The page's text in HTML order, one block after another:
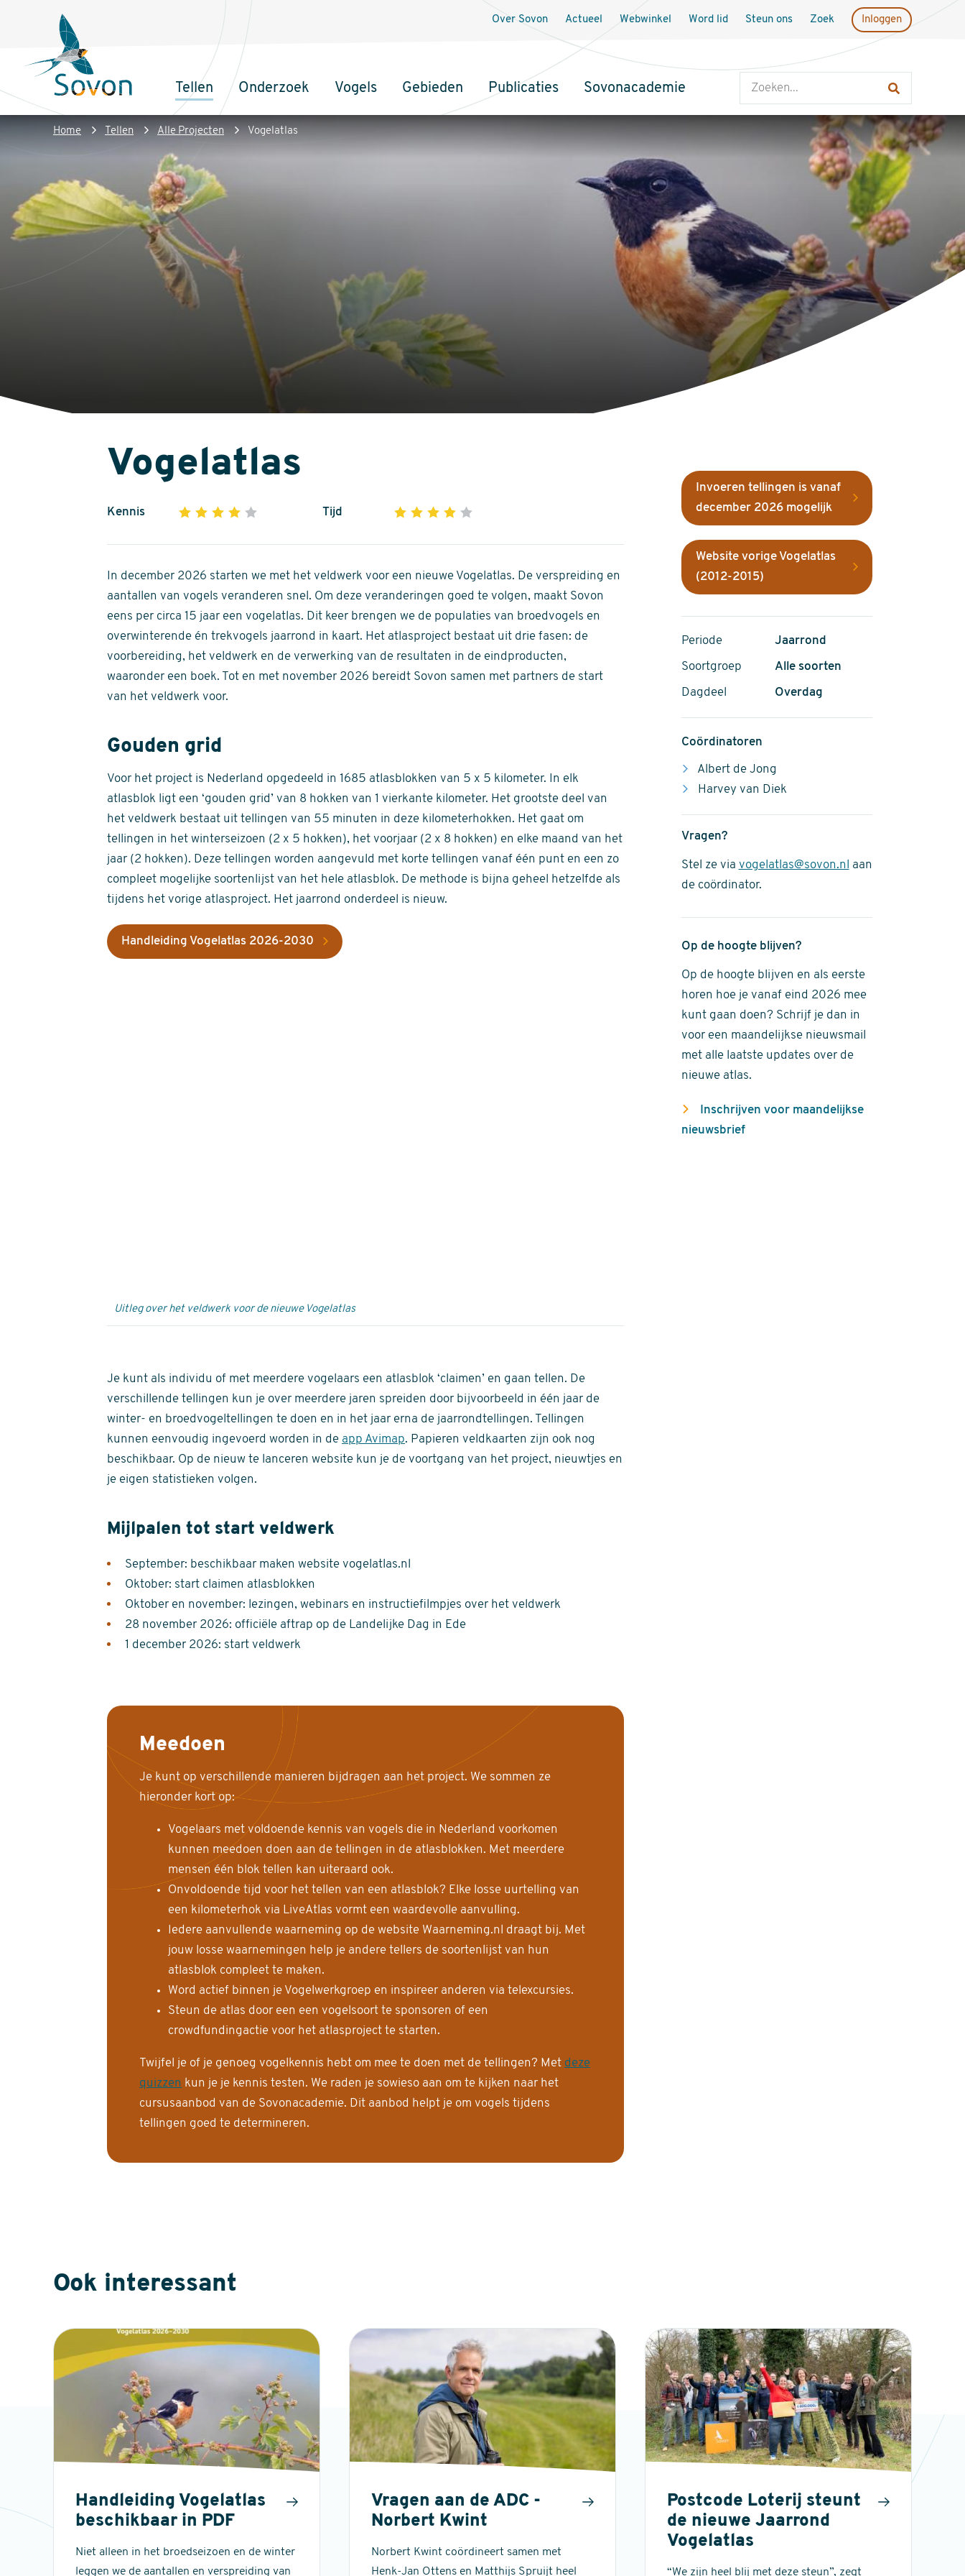
inhoud
Sovon
Homepage
Hoofdnavigatie
Tellen Onderzoek Vogels Gebieden Publicaties Sovonacademie
Over Sovon Actueel Webwinkel Word lid Steun ons Zoek Inloggen
Kruimelpad
Home Tellen Alle Projecten Vogelatlas
Vogelatlas
Kennis 1 2 3 4
of
5
stars
Tijd 1 2 3 4
of
5
stars
In december 2026 starten we met het veldwerk voor een nieuwe Vogelatlas. De verspreiding en
aantallen van vogels veranderen snel. Om deze veranderingen goed te volgen, maakt Sovon
eens per circa 15 jaar een vogelatlas. Dit keer brengen we de populaties van broedvogels en
overwinterende én trekvogels jaarrond in kaart. Het atlasproject bestaat uit drie fasen: de
voorbereiding, het veldwerk en de verwerking van de resultaten in de eindproducten,
waaronder een boek. Tot en met november 2026 bereidt Sovon samen met partners de start
van het veldwerk voor.
Gouden grid
Voor het project is Nederland opgedeeld in 1685 atlasblokken van 5 x 5 kilometer. In elk
atlasblok ligt een ‘gouden grid’ van 8 hokken van 1 vierkante kilometer. Het grootste deel van
het veldwerk bestaat uit tellingen van 55 minuten in deze kilometerhokken. Het gaat om
tellingen in het winterseizoen (2 x 5 hokken), het voorjaar (2 x 8 hokken) en elke maand van het
jaar (2 hokken). Deze tellingen worden aangevuld met korte tellingen vanaf één punt en een zo
compleet mogelijke soortenlijst van het hele atlasblok. De methode is bijna geheel hetzelfde als
tijdens het vorige atlasproject. Het jaarrond onderdeel is nieuw.
Handleiding Vogelatlas 2026-2030
Uitleg over het veldwerk voor de nieuwe Vogelatlas
Je kunt als individu of met meerdere vogelaars een atlasblok ‘claimen’ en gaan tellen. De
verschillende tellingen kun je over meerdere jaren spreiden door bijvoorbeeld in één jaar de
winter- en broedvogeltellingen te doen en in het jaar erna de jaarrondtellingen. Tellingen
kunnen eenvoudig ingevoerd worden in de app Avimap. Papieren veldkaarten zijn ook nog
beschikbaar. Op de nieuw te lanceren website kun je de voortgang van het project, nieuwtjes en
je eigen statistieken volgen.
Mijlpalen tot start veldwerk
September: beschikbaar maken website vogelatlas.nl
Oktober: start claimen atlasblokken
Oktober en november: lezingen, webinars en instructiefilmpjes over het veldwerk
28 november 2026: officiële aftrap op de Landelijke Dag in Ede
1 december 2026: start veldwerk
Meedoen
Je kunt op verschillende manieren bijdragen aan het project. We sommen ze
hieronder kort op:
Vogelaars met voldoende kennis van vogels die in Nederland voorkomen
kunnen meedoen doen aan de tellingen in de atlasblokken. Met meerdere
mensen één blok tellen kan uiteraard ook.
Onvoldoende tijd voor het tellen van een atlasblok? Elke losse uurtelling van
een kilometerhok via LiveAtlas vormt een waardevolle aanvulling.
Iedere aanvullende waarneming op de website Waarneming.nl draagt bij. Met
jouw losse waarnemingen help je andere tellers de soortenlijst van hun
atlasblok compleet te maken.
Word actief binnen je Vogelwerkgroep en inspireer anderen via telexcursies.
Steun de atlas door een een vogelsoort te sponsoren of een
crowdfundingactie voor het atlasproject te starten.
Twijfel je of je genoeg vogelkennis hebt om mee te doen met de tellingen? Met deze
quizzen kun je je kennis testen. We raden je sowieso aan om te kijken naar het
cursusaanbod van de Sovonacademie. Dit aanbod helpt je om vogels tijdens
tellingen goed te determineren.
Invoeren tellingen is vanaf
december 2026 mogelijk
Website vorige Vogelatlas
(2012-2015)
Periode Jaarrond
Soortgroep Alle soorten
Dagdeel Overdag
Coördinatoren
Albert de Jong
Harvey van Diek
Vragen?
Stel ze via vogelatlas@sovon.nl
aan
de coördinator.
Op de hoogte blijven?
Op de hoogte blijven en als eerste
horen hoe je vanaf eind 2026 mee
kunt gaan doen? Schrijf je dan in
voor een maandelijkse nieuwsmail
met alle laatste updates over de
nieuwe atlas.
Inschrijven voor maandelijkse
nieuwsbrief
Ook interessant
Handleiding Vogelatlas
beschikbaar in PDF
Niet alleen in het broedseizoen en de winter
leggen we de aantallen en verspreiding van
Vragen aan de ADC -
Norbert Kwint
Norbert Kwint coördineert samen met
Henk-Jan Ottens en Matthijs Spruijt heel
Postcode Loterij steunt
de nieuwe Jaarrond
Vogelatlas
“We zijn heel blij met deze steun”, zegt